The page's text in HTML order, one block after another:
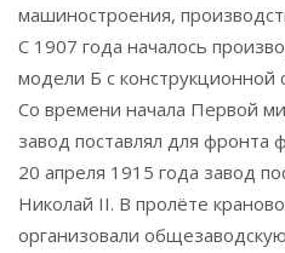
машиностроения,
С 1907 года началось
модели Б с конструкционной
Со времени начала Первой
завод поставлял для фронта
20 апреля 1915 года завод
Николай II. В пролёте
организовали